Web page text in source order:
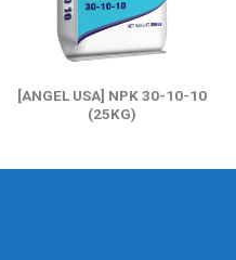
[ANGEL USA] NPK 30-10-10
(25KG)